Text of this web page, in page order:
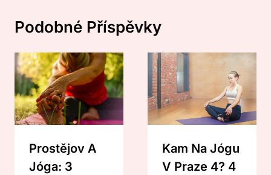
Podobné Příspěvky
Prostějov A
Jóga: 3
Kam Na Jógu
V Praze 4? 4